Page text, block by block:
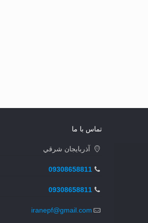
تماس با ما
آذربايجان شرقي
09308658811
09308658811
iranepf@gmail.com